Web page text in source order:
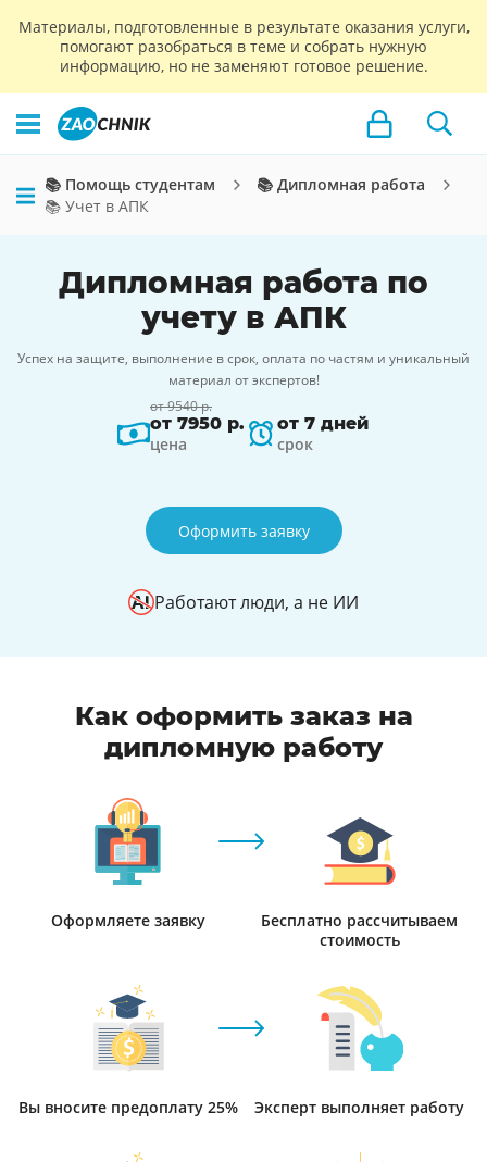
Материалы, подготовленные в результате оказания услуги,
помогают разобраться в теме и собрать нужную
информацию, но не заменяют готовое решение.
📚 Помощь студентам
📚 Дипломная работа
📚 Учет в АПК
Дипломная работа по
учету в АПК
Успех на защите, выполнение в срок, оплата по частям и уникальный
материал от экспертов!
от 9540 р.
от 7950 р.
цена
от 7 дней
срок
Оформить заявку
Работают люди, а не ИИ
Как оформить заказ на
дипломную работу
Оформляете заявку
Бесплатно рассчитываем
стоимость
Вы вносите предоплату 25% Эксперт выполняет работу